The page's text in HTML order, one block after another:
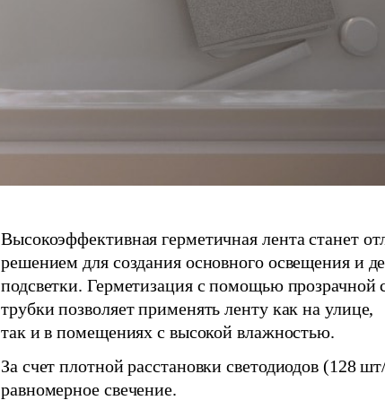
Высокоэффективная герметичная лента станет
решением для создания основного освещения и
подсветки. Герметизация с помощью прозрачной
трубки позволяет применять ленту как на улице,
так и в помещениях с высокой влажностью.
За счет плотной расстановки светодиодов (128
равномерное свечение.